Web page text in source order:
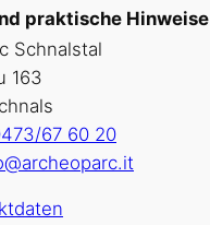
praktische Hinweise
Schnalstal
163
67 60 20